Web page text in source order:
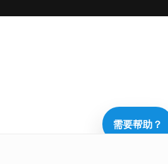
需要帮助？